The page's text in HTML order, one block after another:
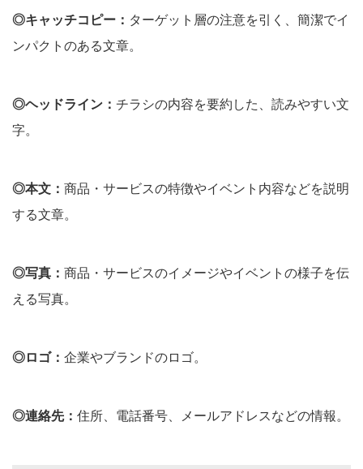
◎キャッチコピー： ターゲット層の注意を引く、簡潔でイ
ンパクトのある文章。
◎ヘッドライン： チラシの内容を要約した、読みやすい文
字。
◎本文： 商品・サービスの特徴やイベント内容などを説明
する文章。
◎写真： 商品・サービスのイメージやイベントの様子を伝
える写真。
◎ロゴ： 企業やブランドのロゴ。
◎連絡先： 住所、電話番号、メールアドレスなどの情報。